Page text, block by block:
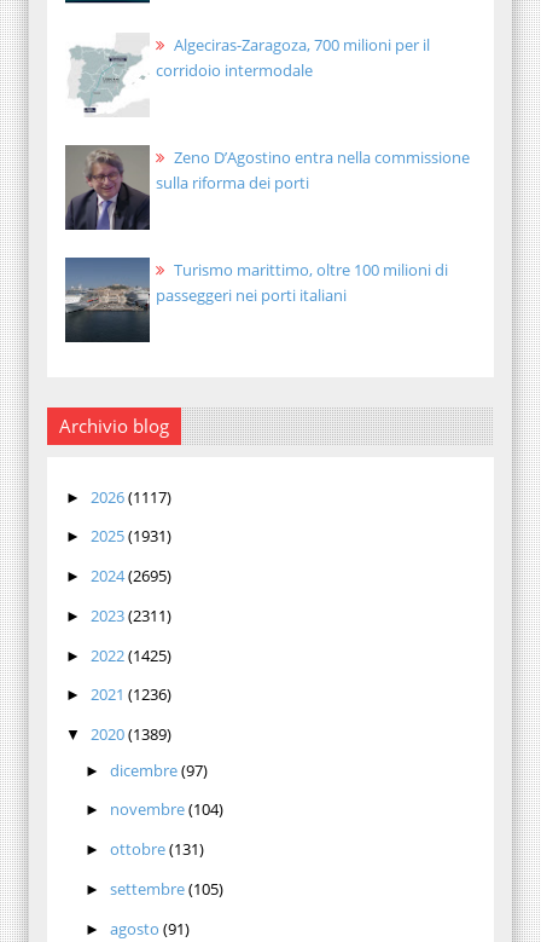
Algeciras-Zaragoza, 700 milioni per il
corridoio intermodale
Zeno D’Agostino entra nella commissione
sulla riforma dei porti
Turismo marittimo, oltre 100 milioni di
passeggeri nei porti italiani
Archivio blog
► 2026(1117)
► 2025(1931)
► 2024(2695)
► 2023(2311)
► 2022(1425)
► 2021 (1236)
▼ 2020(1389)
► dicembre(97)
► novembre(104)
► ottobre(131)
► settembre(105)
► agosto (91)